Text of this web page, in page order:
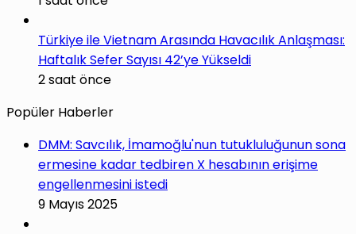
Türkiye ile Vietnam Arasında Havacılık Anlaşması:
Haftalık Sefer Sayısı 42’ye Yükseldi
2 saat önce
Popüler Haberler
DMM: Savcılık, İmamoğlu'nun tutukluluğunun sona
ermesine kadar tedbiren X hesabının erişime
engellenmesini istedi
9 Mayıs 2025